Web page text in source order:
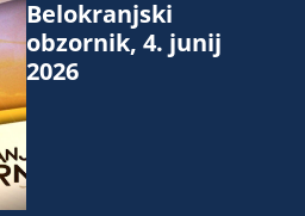
Belokranjski
obzornik, 4. junij
2026